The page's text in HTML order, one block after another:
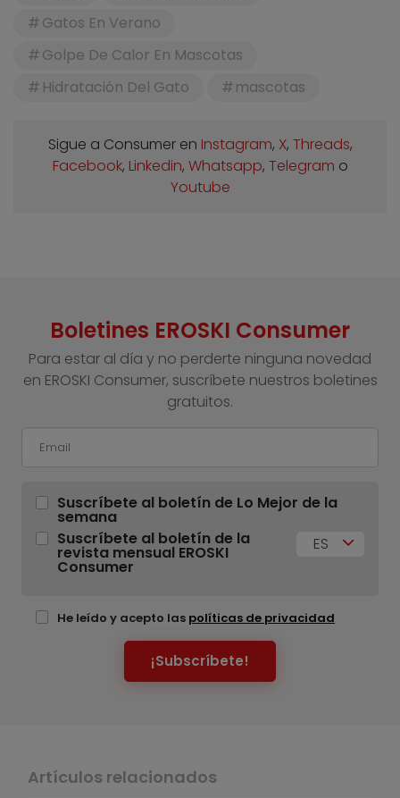
Gatos En Verano
Golpe De Calor En Mascotas
Hidratación Del Gato
mascotas
Sigue a Consumer en Instagram, X, Threads,
Facebook, Linkedin, Whatsapp, Telegram o
Youtube
Boletines EROSKI Consumer
Para estar al día y no perderte ninguna novedad
en EROSKI Consumer, suscríbete nuestros boletines
gratuitos.
Suscríbete al boletín de Lo Mejor de la
semana
Suscríbete al boletín de la
revista mensual EROSKI
Consumer
ES
He leído y acepto las políticas de privacidad
¡Subscríbete!
Artículos relacionados